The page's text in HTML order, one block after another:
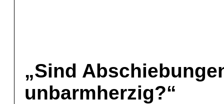
„Sind
unbarmherzig?“